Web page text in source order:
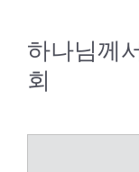
하나님께
회